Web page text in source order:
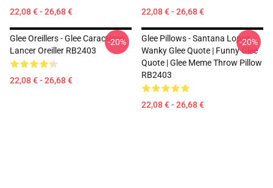
22,08 € - 26,68 € 22,08 € - 26,68 €
Glee Oreillers - Glee Caractères
Lancer Oreiller RB2403
22,08 € - 26,68 €
-20%
Glee Pillows - Santana Lopez
Wanky Glee Quote | Funny Glee
Quote | Glee Meme Throw Pillow
RB2403
22,08 € - 26,68 €
-20%